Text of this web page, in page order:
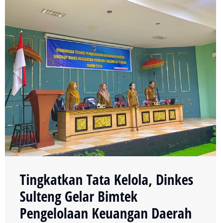
Tingkatkan Tata Kelola, Dinkes
Sulteng Gelar Bimtek
Pengelolaan Keuangan Daerah